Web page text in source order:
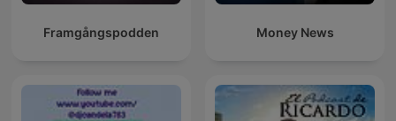
Framgångspodden Money News